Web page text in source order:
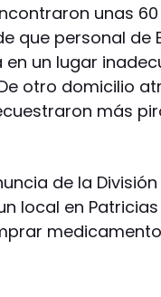
unas
que personal de
un lugar
otro domicilio
más
de la
local en